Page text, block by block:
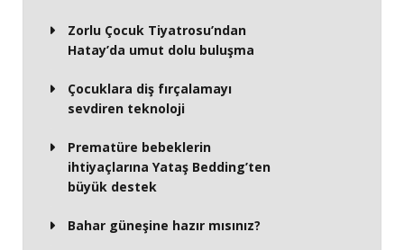
Zorlu Çocuk Tiyatrosu’ndan
Hatay’da umut dolu buluşma
Çocuklara diş fırçalamayı
sevdiren teknoloji
Prematüre bebeklerin
ihtiyaçlarına Yataş Bedding’ten
büyük destek
Bahar güneşine hazır mısınız?